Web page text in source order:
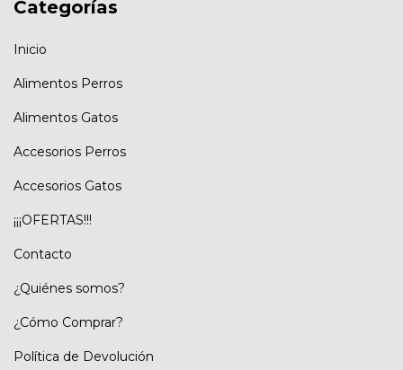
Categorías
Inicio
Alimentos Perros
Alimentos Gatos
Accesorios Perros
Accesorios Gatos
¡¡¡OFERTAS!!!
Contacto
¿Quiénes somos?
¿Cómo Comprar?
Política de Devolución